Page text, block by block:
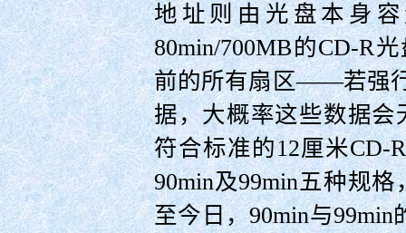
地址则由光盘本身
80min/700MB的CD-R
前的所有扇区——若强
据，大概率这些数据
符合标准的12厘米CD-
90min及99min五种规
至今日，90min与